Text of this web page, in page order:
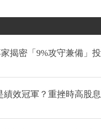
揭密「9%攻守兼備」投
績效冠軍？重挫時高股息